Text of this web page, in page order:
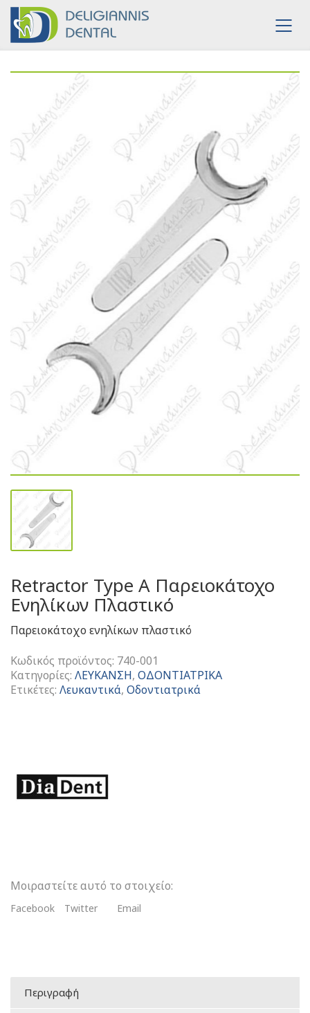
Retractor Type A Παρειοκάτοχο
Ενηλίκων Πλαστικό
Παρειοκάτοχο ενηλίκων πλαστικό
Κωδικός προϊόντος: 740-001
Κατηγορίες: ΛΕΥΚΑΝΣΗ, ΟΔΟΝΤΙΑΤΡΙΚΑ
Ετικέτες: Λευκαντικά, Οδοντιατρικά
Ενηλίκων
Πλαστικό
Μοιραστείτε αυτό το στοιχείο:
Facebook Twitter Email
Περιγραφή